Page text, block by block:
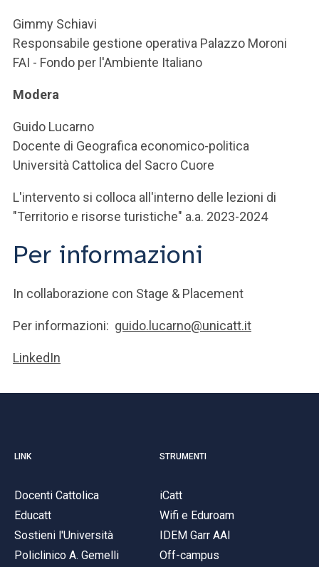
Gimmy Schiavi
Responsabile gestione operativa Palazzo Moroni
FAI - Fondo per l'Ambiente Italiano
Modera
Guido Lucarno
Docente di Geografica economico-politica
Università Cattolica del Sacro Cuore
L'intervento si colloca all'interno delle lezioni di
"Territorio e risorse turistiche" a.a. 2023-2024
Per informazioni
In collaborazione con Stage & Placement
Per informazioni: guido.lucarno@unicatt.it
LinkedIn
LINK
Docenti Cattolica
Educatt
Sostieni l'Università
Policlinico A. Gemelli
STRUMENTI
iCatt
Wifi e Eduroam
IDEM Garr AAI
Off-campus